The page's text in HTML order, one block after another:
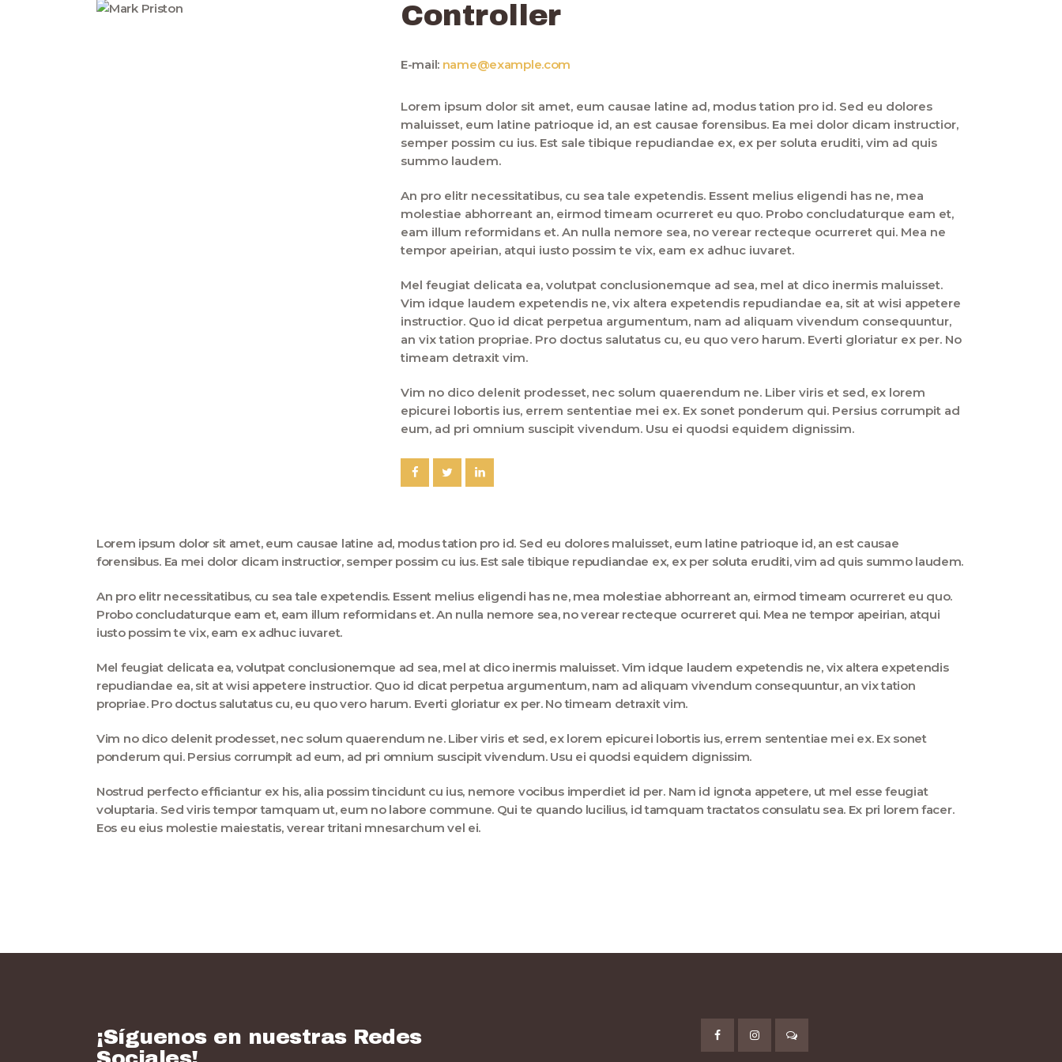
Controller
E-mail: name@example.com
Lorem ipsum dolor sit amet, eum causae latine ad, modus tation pro id. Sed eu dolores
maluisset, eum latine patrioque id, an est causae forensibus. Ea mei dolor dicam instructior,
semper possim cu ius. Est sale tibique repudiandae ex, ex per soluta eruditi, vim ad quis
summo laudem.
An pro elitr necessitatibus, cu sea tale expetendis. Essent melius eligendi has ne, mea
molestiae abhorreant an, eirmod timeam ocurreret eu quo. Probo concludaturque eam et,
eam illum reformidans et. An nulla nemore sea, no verear recteque ocurreret qui. Mea ne
tempor apeirian, atqui iusto possim te vix, eam ex adhuc iuvaret.
Mel feugiat delicata ea, volutpat conclusionemque ad sea, mel at dico inermis maluisset.
Vim idque laudem expetendis ne, vix altera expetendis repudiandae ea, sit at wisi appetere
instructior. Quo id dicat perpetua argumentum, nam ad aliquam vivendum consequuntur,
an vix tation propriae. Pro doctus salutatus cu, eu quo vero harum. Everti gloriatur ex per. No
timeam detraxit vim.
Vim no dico delenit prodesset, nec solum quaerendum ne. Liber viris et sed, ex lorem
epicurei lobortis ius, errem sententiae mei ex. Ex sonet ponderum qui. Persius corrumpit ad
eum, ad pri omnium suscipit vivendum. Usu ei quodsi equidem dignissim.
Lorem ipsum dolor sit amet, eum causae latine ad, modus tation pro id. Sed eu dolores maluisset, eum latine patrioque id, an est causae
forensibus. Ea mei dolor dicam instructior, semper possim cu ius. Est sale tibique repudiandae ex, ex per soluta eruditi, vim ad quis summo laudem.
An pro elitr necessitatibus, cu sea tale expetendis. Essent melius eligendi has ne, mea molestiae abhorreant an, eirmod timeam ocurreret eu quo.
Probo concludaturque eam et, eam illum reformidans et. An nulla nemore sea, no verear recteque ocurreret qui. Mea ne tempor apeirian, atqui
iusto possim te vix, eam ex adhuc iuvaret.
Mel feugiat delicata ea, volutpat conclusionemque ad sea, mel at dico inermis maluisset. Vim idque laudem expetendis ne, vix altera expetendis
repudiandae ea, sit at wisi appetere instructior. Quo id dicat perpetua argumentum, nam ad aliquam vivendum consequuntur, an vix tation
propriae. Pro doctus salutatus cu, eu quo vero harum. Everti gloriatur ex per. No timeam detraxit vim.
Vim no dico delenit prodesset, nec solum quaerendum ne. Liber viris et sed, ex lorem epicurei lobortis ius, errem sententiae mei ex. Ex sonet
ponderum qui. Persius corrumpit ad eum, ad pri omnium suscipit vivendum. Usu ei quodsi equidem dignissim.
Nostrud perfecto efficiantur ex his, alia possim tincidunt cu ius, nemore vocibus imperdiet id per. Nam id ignota appetere, ut mel esse feugiat
voluptaria. Sed viris tempor tamquam ut, eum no labore commune. Qui te quando lucilius, id tamquam tractatos consulatu sea. Ex pri lorem facer.
Eos eu eius molestie maiestatis, verear tritani mnesarchum vel ei.
¡Síguenos en nuestras Redes